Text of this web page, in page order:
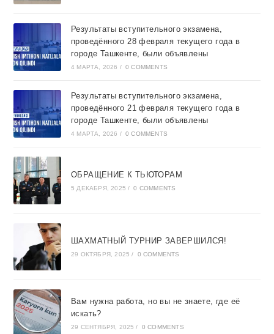
Результаты вступительного экзамена,
проведённого 28 февраля текущего года в
городе Ташкентe, были объявлены
4 МАРТА, 2026 / 0 COMMENTS
Результаты вступительного экзамена,
проведённого 21 февраля текущего года в
городе Ташкентe, были объявлены
4 МАРТА, 2026 / 0 COMMENTS
ОБРАЩЕНИЕ К ТЬЮТОРАМ
5 ДЕКАБРЯ, 2025 / 0 COMMENTS
ШАХМАТНЫЙ ТУРНИР ЗАВЕРШИЛСЯ!
29 ОКТЯБРЯ, 2025 / 0 COMMENTS
Вам нужна работа, но вы не знаете, где её
искать?
29 СЕНТЯБРЯ, 2025 / 0 COMMENTS